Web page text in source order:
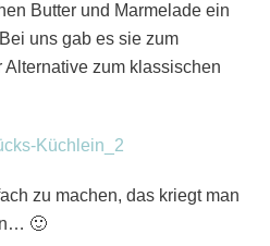
Butter und Marmelade ein
uns gab es sie zum
zum klassischen
zu machen, das kriegt man
🙂